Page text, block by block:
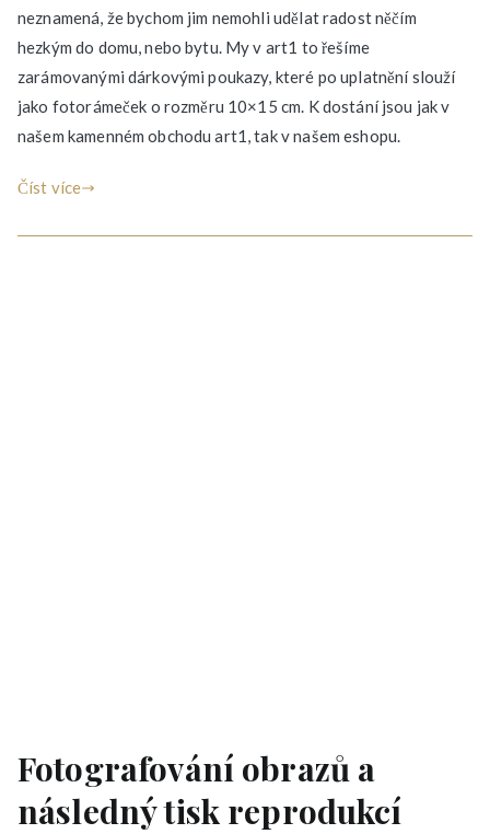
neznamená, že bychom jim nemohli udělat radost něčím
hezkým do domu, nebo bytu. My v art1 to řešíme
zarámovanými dárkovými poukazy, které po uplatnění slouží
jako fotorámeček o rozměru 10×15 cm. K dostání jsou jak v
našem kamenném obchodu art1, tak v našem eshopu.
Číst více
Fotografování obrazů a
následný tisk reprodukcí